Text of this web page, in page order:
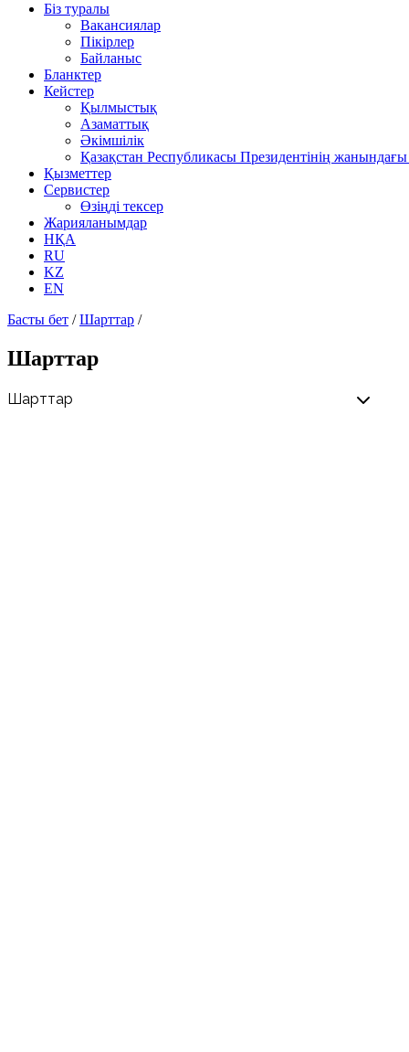
Біз туралы
Вакансиялар
Пікірлер
Байланыс
Бланктер
Кейстер
Қылмыстық
Азаматтық
Әкімшілік
Қазақстан Республикасы Президентінің
Қызметтер
Сервистер
Өзіңді тексер
Жарияланымдар
НҚА
RU
KZ
EN
Басты бет /Шарттар /
Шарттар